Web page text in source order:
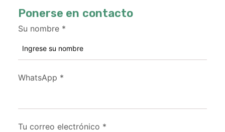
Ponerse en contacto
Su nombre *
WhatsApp *
Tu correo electrónico *